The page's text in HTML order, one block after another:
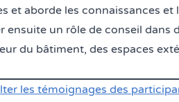
aborde les connaissances et
un rôle de conseil dans
du bâtiment, des espaces
les témoignages des